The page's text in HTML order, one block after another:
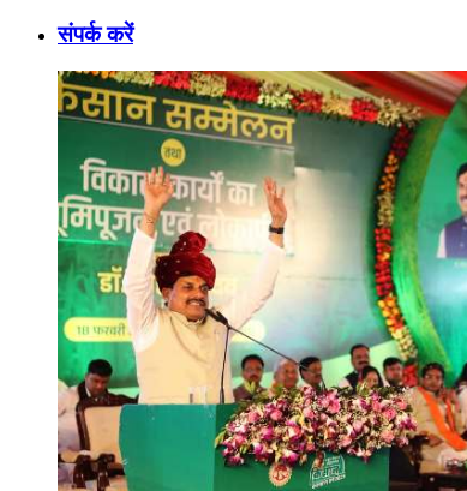
संपर्क करें